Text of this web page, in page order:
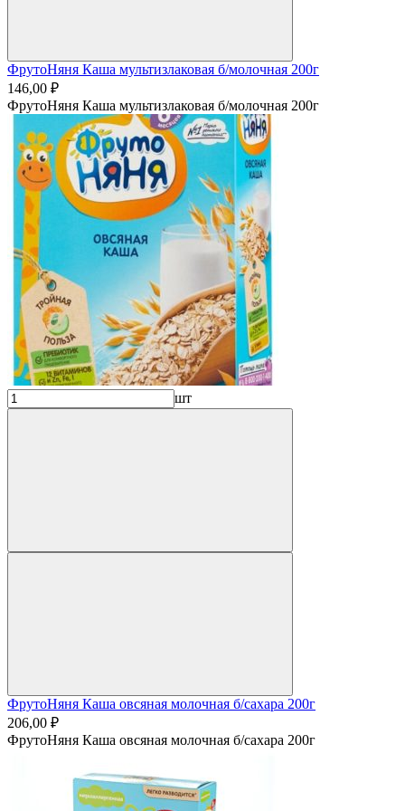
ФрутоНяня Каша мультизлаковая б/молочная 200г
146,00 ₽
ФрутоНяня Каша мультизлаковая б/молочная 200г
шт
ФрутоНяня Каша овсяная молочная б/сахара 200г
206,00 ₽
ФрутоНяня Каша овсяная молочная б/сахара 200г